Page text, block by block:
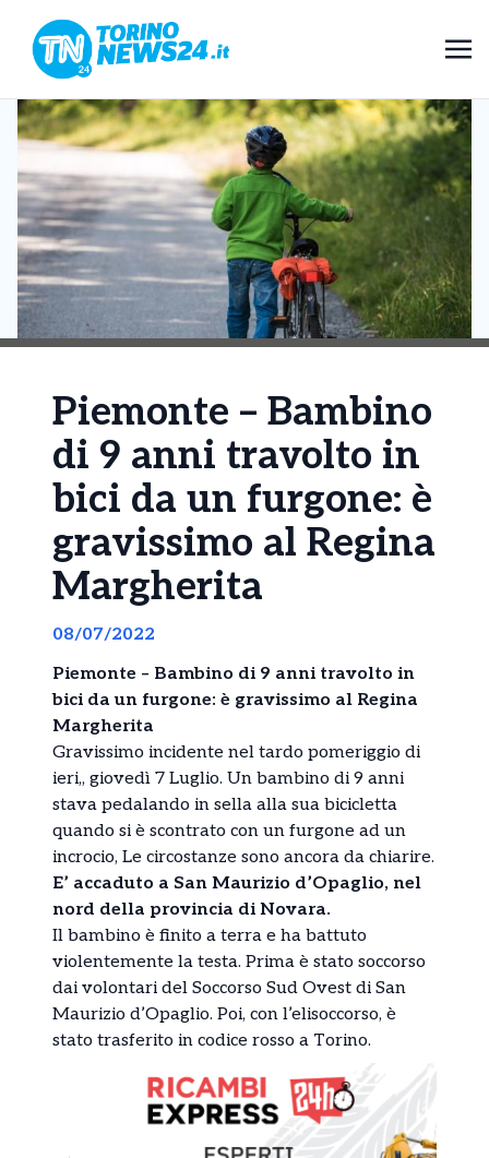
Piemonte – Bambino
di 9 anni travolto in
bici da un furgone: è
gravissimo al Regina
Margherita
08/07/2022
Piemonte – Bambino di 9 anni travolto in
bici da un furgone: è gravissimo al Regina
Margherita
Gravissimo incidente nel tardo pomeriggio di
ieri,, giovedì 7 Luglio. Un bambino di 9 anni
stava pedalando in sella alla sua bicicletta
quando si è scontrato con un furgone ad un
incrocio, Le circostanze sono ancora da chiarire.
E’ accaduto a San Maurizio d’Opaglio, nel
nord della provincia di Novara.
Il bambino è finito a terra e ha battuto
violentemente la testa. Prima è stato soccorso
dai volontari del Soccorso Sud Ovest di San
Maurizio d’Opaglio. Poi, con l’elisoccorso, è
stato trasferito in codice rosso a Torino.